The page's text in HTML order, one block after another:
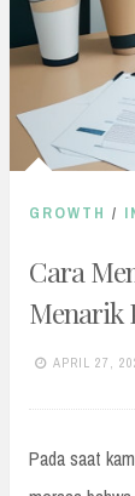
GROWTH /
Cara
Menarik
APRIL 27,
Pada saat